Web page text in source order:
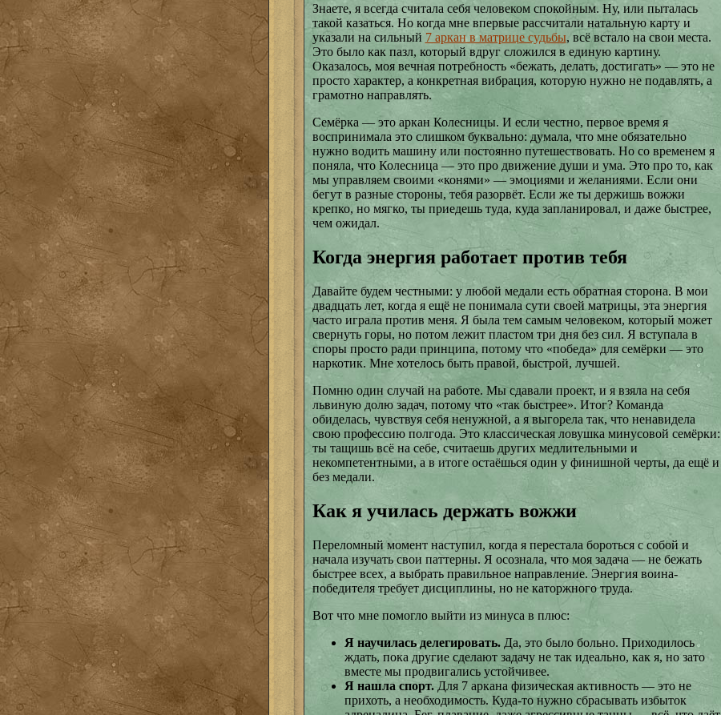
Знаете, я всегда считала себя человеком спокойным. Ну, или пыталась
такой казаться. Но когда мне впервые рассчитали натальную карту и
указали на сильный 7 аркан в матрице судьбы, всё встало на свои места.
Это было как пазл, который вдруг сложился в единую картину.
Оказалось, моя вечная потребность «бежать, делать, достигать» — это не
просто характер, а конкретная вибрация, которую нужно не подавлять, а
грамотно направлять.
Семёрка — это аркан Колесницы. И если честно, первое время я
воспринимала это слишком буквально: думала, что мне обязательно
нужно водить машину или постоянно путешествовать. Но со временем я
поняла, что Колесница — это про движение души и ума. Это про то, как
мы управляем своими «конями» — эмоциями и желаниями. Если они
бегут в разные стороны, тебя разорвёт. Если же ты держишь вожжи
крепко, но мягко, ты приедешь туда, куда запланировал, и даже быстрее,
чем ожидал.
Когда энергия работает против тебя
Давайте будем честными: у любой медали есть обратная сторона. В мои
двадцать лет, когда я ещё не понимала сути своей матрицы, эта энергия
часто играла против меня. Я была тем самым человеком, который может
свернуть горы, но потом лежит пластом три дня без сил. Я вступала в
споры просто ради принципа, потому что «победа» для семёрки — это
наркотик. Мне хотелось быть правой, быстрой, лучшей.
Помню один случай на работе. Мы сдавали проект, и я взяла на себя
львиную долю задач, потому что «так быстрее». Итог? Команда
обиделась, чувствуя себя ненужной, а я выгорела так, что ненавидела
свою профессию полгода. Это классическая ловушка минусовой семёрки:
ты тащишь всё на себе, считаешь других медлительными и
некомпетентными, а в итоге остаёшься один у финишной черты, да ещё и
без медали.
Как я училась держать вожжи
Переломный момент наступил, когда я перестала бороться с собой и
начала изучать свои паттерны. Я осознала, что моя задача — не бежать
быстрее всех, а выбрать правильное направление. Энергия воина-
победителя требует дисциплины, но не каторжного труда.
Вот что мне помогло выйти из минуса в плюс:
Я научилась делегировать.Да, это было больно. Приходилось
ждать, пока другие сделают задачу не так идеально, как я, но зато
вместе мы продвигались устойчивее.
Я нашла спорт.Для 7 аркана физическая активность — это не
прихоть, а необходимость. Куда-то нужно сбрасывать избыток